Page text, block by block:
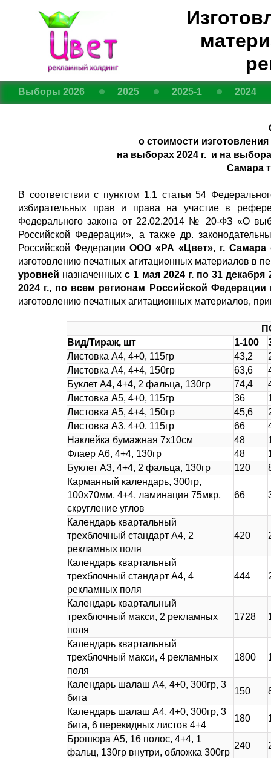
Выборы 2026 2025 2025-1 2024
о стоимости
на выборах 2024 г. и на
Самара
В соответствии с пунктом 1.1 статьи 54
избирательных прав и права на участие в
Федерального закона от 22.02.2014 № 20-ФЗ «О
Российской Федерации», а также др.
Российской ФедерацииООО «РА «Цвет», г. Самара
изготовлению печатных агитационных материалов в
уровней назначенныхс 1 мая 2024 г. по 31 декабря
2024 г., по всем регионам Российской Федерации
изготовлению печатных агитационных материалов,
Вид/Тираж, шт
1-100
Листовка А4, 4+0, 115гр
43,2
Листовка А4, 4+4, 150гр
63,6
Буклет А4, 4+4, 2 фальца, 130гр
74,4
Листовка А5, 4+0, 115гр
36
Листовка А5, 4+4, 150гр
45,6
Листовка А3, 4+0, 115гр
66
Наклейка бумажная 7х10см
48
Флаер А6, 4+4, 130гр
48
Буклет А3, 4+4, 2 фальца, 130гр
120
Карманный календарь, 300гр,
100х70мм, 4+4, ламинация 75мкр,
скругление углов
66
Календарь квартальный
трехблочный стандарт А4, 2
рекламных поля
420
Календарь квартальный
трехблочный стандарт А4, 4
рекламных поля
444
Календарь квартальный
трехблочный макси, 2 рекламных
поля
1728
Календарь квартальный
трехблочный макси, 4 рекламных
поля
1800
Календарь шалаш А4, 4+0, 300гр, 3
бига
150
Календарь шалаш А4, 4+0, 300гр, 3
бига, 6 перекидных листов 4+4
180
Брошюра А5, 16 полос, 4+4, 1
фальц, 130гр внутри, обложка 300гр
240